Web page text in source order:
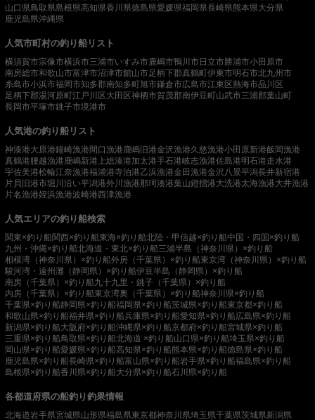
山口県鳥取県島根県高知県香川県徳島県愛媛県福岡県長崎県熊本県大分県
鹿児島県沖縄県
人気市町村の釣り船リスト
横須賀市宗像市横浜市三浦市いすみ市鹿嶋市鴨川市日立市勝浦市小田原市
南房総市和歌山市富津市沼津市館山市足柄下郡真鶴町伊東市明石市北九州市
糸島市小浜市福岡市知多郡南知多町旭市鎌倉市広島市江東区熱海市品川区
足柄下郡湯河原町江戸川区大田区神栖市賀茂郡南伊豆町山武市三浦郡葉山町
長岡市平塚市銚子市境港市
人気港の釣り船リスト
神湊港大原港鐘崎漁港間口漁港 鹿嶋旧港金沢漁港久慈漁港小田原新港飯岡漁港
真鶴港腰越漁港 鹿嶋新港 上総湊港加太港手石港岐志漁港佐島港明石港走水港
宇佐美港松輪江奈漁港福浦港寺泊港乙浜漁港金田漁港金沢八景平潟長井新宿港
片貝旧港市堀川沿い平潟港外川漁港那珂湊港葉山鐙摺港大洗港太海漁港大井漁港
片名漁港姪浜漁港波崎港西津漁港
人気エリアの釣り船検索
関東×釣り船関西×釣り船東海×釣り船北陸・甲信越×釣り船中国・四国×釣り船
九州・沖縄×釣り船北海道・東北×釣り船三浦半島（神奈川県）×釣り船
相模湾（神奈川県）×釣り船外房（千葉県）×釣り船東京湾（神奈川県）×釣り船
駿河湾・遠州灘（静岡県）×釣り船伊豆半島（静岡県）×釣り船
南房（千葉県）×釣り船九十九里・銚子（千葉県）×釣り船
内房（千葉県）×釣り船東京湾奥（千葉県）×釣り船神奈川県×釣り船
千葉県×釣り船静岡県×釣り船福岡県×釣り船茨城県×釣り船東京都×釣り船
和歌山県×釣り船福井県×釣り船兵庫県×釣り船愛知県×釣り船広島県×釣り船
新潟県×釣り船大阪府×釣り船沖縄県×釣り船京都府×釣り船宮城県×釣り船
三重県×釣り船鳥取県×釣り船北海道 ×釣り船山口県×釣り船埼玉県×釣り船
岡山県×釣り船愛媛県×釣り船高知県×釣り船熊本県×釣り船徳島県×釣り船
鹿児島県×釣り船長崎県×釣り船富山県×釣り船岩手県×釣り船福島県×釣り船
島根県×釣り船香川県×釣り船大分県×釣り船石川県×釣り船
各都道府県の船釣り釣果情報
北海道岩手県宮城県山形県福島県東京都神奈川県埼玉県千葉県茨城県新潟県